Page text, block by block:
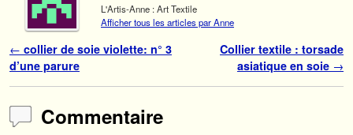
L'Artis-Anne : Art Textile
Afficher tous les articles par Anne
Navigation des articles
← collier de soie violette: n° 3
d’une parure
Collier textile : torsade
asiatique en soie →
Commentaire